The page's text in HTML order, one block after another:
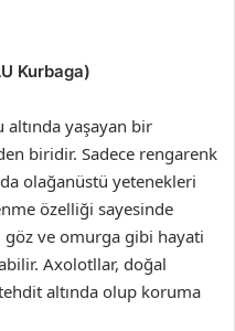
Kurbaga)
altında yaşayan bir
biridir. Sadece rengarenk
olağanüstü yetenekleri
özelliği sayesinde
göz ve omurga gibi hayati
Axolotllar, doğal
altında olup koruma